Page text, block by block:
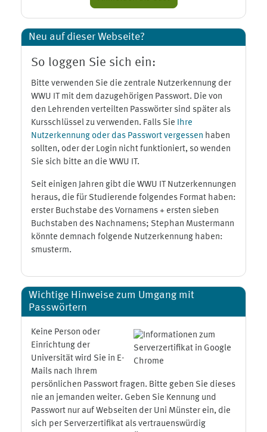
Neu auf dieser Webseite?
So loggen Sie sich ein:
Bitte verwenden Sie die zentrale Nutzerkennung der
WWU IT mit dem dazugehörigen Passwort. Die von
den Lehrenden verteilten Passwörter sind später als
Kursschlüssel zu verwenden. Falls Sie Ihre
Nutzerkennung oder das Passwort vergessen haben
sollten, oder der Login nicht funktioniert, so wenden
Sie sich bitte an die WWU IT.
Seit einigen Jahren gibt die WWU IT Nutzerkennungen
heraus, die für Studierende folgendes Format haben:
erster Buchstabe des Vornamens + ersten sieben
Buchstaben des Nachnamens; Stephan Mustermann
könnte demnach folgende Nutzerkennung haben:
smusterm.
Wichtige Hinweise zum Umgang mit
Passwörtern
Keine Person oder
Einrichtung der
Universität wird Sie in E-
Mails nach Ihrem
persönlichen Passwort fragen. Bitte geben Sie dieses
nie an jemanden weiter. Geben Sie Kennung und
Passwort nur auf Webseiten der Uni Münster ein, die
sich per Serverzertifikat als vertrauenswürdig